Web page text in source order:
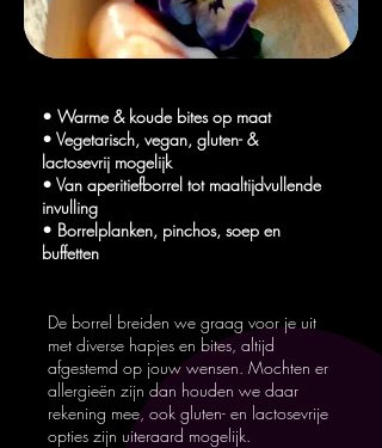
• Warme & koude bites op maat
• Vegetarisch, vegan, gluten- &
lactosevrij mogelijk
• Van aperitiefborrel tot maaltijdvullende
invulling
• Borrelplanken, pinchos, soep en
buffetten
De borrel breiden we graag voor je uit
met diverse hapjes en bites, altijd
afgestemd op jouw wensen. Mochten er
allergieën zijn dan houden we daar
rekening mee, ook gluten- en lactosevrije
opties zijn uiteraard mogelijk.